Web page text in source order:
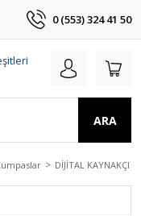
0 (553) 324 41 50
ARA
DİJİTAL KAYNAKÇI